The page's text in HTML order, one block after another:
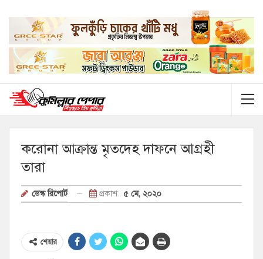
করোনা আক্রান্ত মৃতদেহ দাফনে আগ্রহী
তারা
ডেস্ক রিপোর্ট প্রকাশ: ৫ মে, ২০২০
শেয়ার